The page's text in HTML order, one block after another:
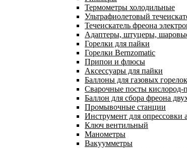
Термометры холодильные
Ультрафиолетовый
Течеискатель фреона
Адаптеры, штуцеры,
Горелки для пайки
Горелки Bernzomatic
Припои и флюсы
Аксессуары для пайки
Баллоны для газовых горелок
Сварочные посты
Баллон для сбора фреона
Промывочные станции
Инструмент для опрессовки
Ключ вентильный
Манометры
Вакуумметры